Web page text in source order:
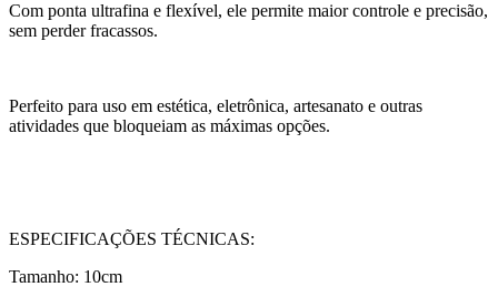
Com ponta ultrafina e flexível, ele permite maior controle e precisão,
sem perder fracassos.
Perfeito para uso em estética, eletrônica, artesanato e outras
atividades que bloqueiam as máximas opções.
ESPECIFICAÇÕES TÉCNICAS:
Tamanho: 10cm